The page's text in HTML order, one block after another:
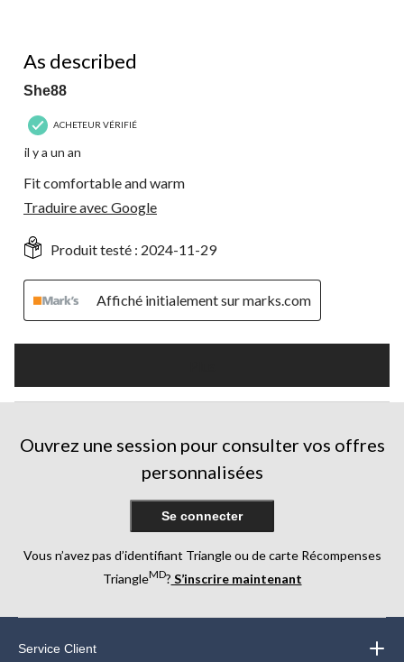
As described
She88
ACHETEUR VÉRIFIÉ
il y a un an
Fit comfortable and warm
Traduire avec Google
Produit testé : 2024-11-29
Affiché initialement sur marks.com
Ouvrez une session pour consulter vos offres
personnalisées
Se connecter
Vous n’avez pas d’identifiant Triangle ou de carte Récompenses
TriangleMD? S’inscrire maintenant
Service Client